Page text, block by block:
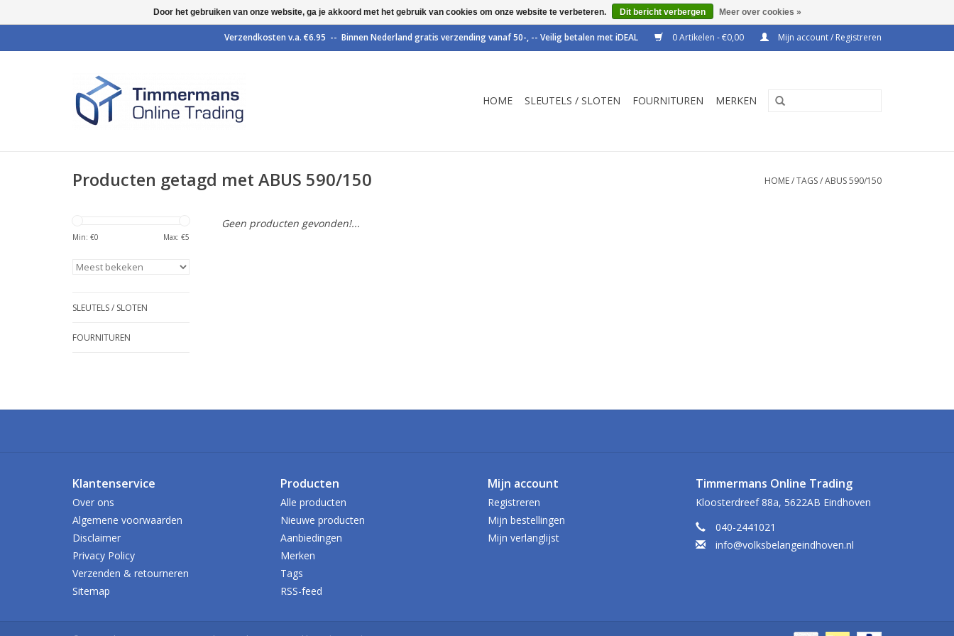
0 Artikelen - €0,00 Mijn account / Registreren
HOME SLEUTELS / SLOTEN FOURNITUREN MERKEN
Producten getagd met ABUS 590/150 HOME/TAGS/ABUS 590/150
Min: €0 Max: €5
SLEUTELS / SLOTEN
FOURNITUREN
Geen producten gevonden!...
Klantenservice
Over ons
Algemene voorwaarden
Disclaimer
Privacy Policy
Verzenden & retourneren
Sitemap
Producten
Alle producten
Nieuwe producten
Aanbiedingen
Merken
Tags
RSS-feed
Mijn account
Registreren
Mijn bestellingen
Mijn verlanglijst
Timmermans Online Trading
Kloosterdreef 88a, 5622AB Eindhoven
040-2441021
info@volksbelangeindhoven.nl
Door het gebruiken van onze website, ga je akkoord met het gebruik van cookies om onze website te verbeteren. Dit bericht verbergen Meer over cookies »